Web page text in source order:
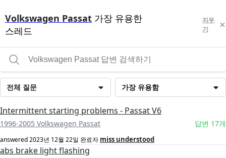
Volkswagen Passat 가장 유용한
스레드
지우
기
가장 유용함
전체 질문
Intermittent starting problems - Passat V6
1996-2005 Volkswagen Passat 답변 17개
answered2023년 12월 22일 완료자 miss understood
abs brake light flashing